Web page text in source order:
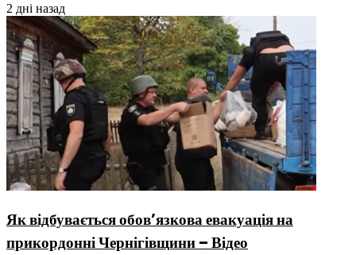
2 дні назад
Як відбувається обов’язкова евакуація на
прикордонні Чернігівщини – Відео